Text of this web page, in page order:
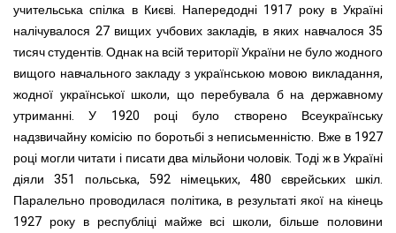
учительська спілка в Києві. Напередодні 1917 року в Україні
налічувалося 27 вищих учбових закладів, в яких навчалося 35
тисяч студентів. Однак на всій території України не було жодного
вищого навчального закладу з українською мовою викладання,
жодної української школи, що перебувала б на державному
утриманні. У 1920 році було створено Всеукраїнську
надзвичайну комісію по боротьбі з неписьменністю. Вже в 1927
році могли читати і писати два мільйони чоловік. Тоді ж в Україні
діяли 351 польська, 592 німецьких, 480 єврейських шкіл.
Паралельно проводилася політика, в результаті якої на кінець
1927 року в республіці майже всі школи, більше половини